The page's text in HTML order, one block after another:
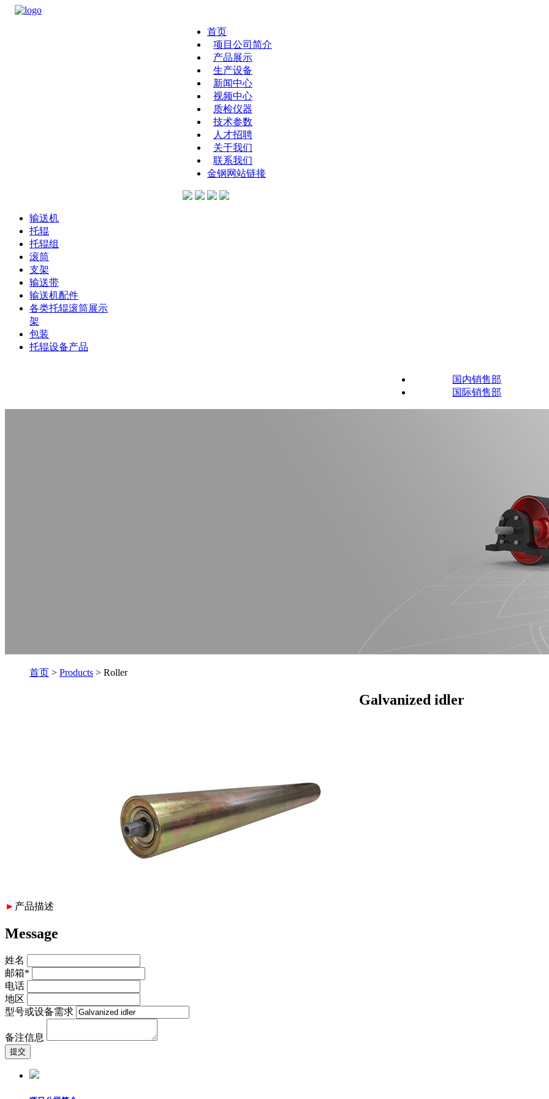
首页
项目公司简介
产品展示
生产设备
新闻中心
视频中心
质检仪器
技术参数
人才招聘
关于我们
联系我们
金钢网站链接
输送机
托辊
托辊组
滚筒
支架
输送带
输送机配件
各类托辊滚筒展示
架
包装
托辊设备产品
国内销售部
国际销售部
首页 > Products > Roller
Galvanized idler
► 产品描述
Message
姓名
邮箱*
电话
地区
型号或设备需求
备注信息